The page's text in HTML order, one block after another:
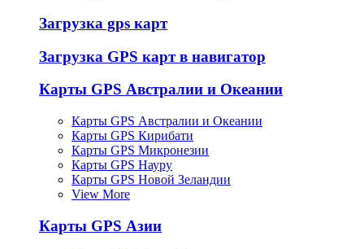
Загрузка gps карт
Загрузка GPS карт в навигатор
Карты GPS Австралии и Океании
Карты GPS Австралии и Океании
Карты GPS Кирибати
Карты GPS Микронезии
Карты GPS Науру
Карты GPS Новой Зеландии
View More
Карты GPS Азии